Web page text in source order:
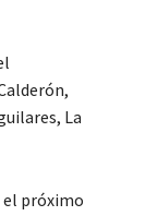
La
próximo